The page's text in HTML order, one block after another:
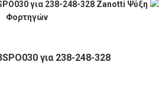
για 238-248-328